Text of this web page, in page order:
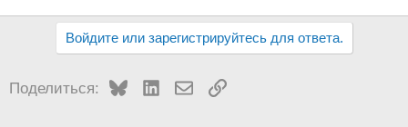
Войдите или зарегистрируйтесь для ответа.
Поделиться: BlueskyLinkedInЭлектронная почта
Ссылка